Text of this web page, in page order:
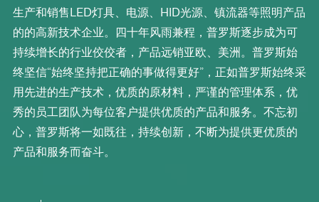
生产和销售LED灯具、电源、HID光源、镇流器等照明产品
的的高新技术企业。四十年风雨兼程，普罗斯逐步成为可
持续增长的行业佼佼者，产品远销亚欧、美洲。普罗斯始
终坚信“始终坚持把正确的事做得更好”，正如普罗斯始终采
用先进的生产技术，优质的原材料，严谨的管理体系，优
秀的员工团队为每位客户提供优质的产品和服务。不忘初
心，普罗斯将一如既往，持续创新，不断为提供更优质的
产品和服务而奋斗。